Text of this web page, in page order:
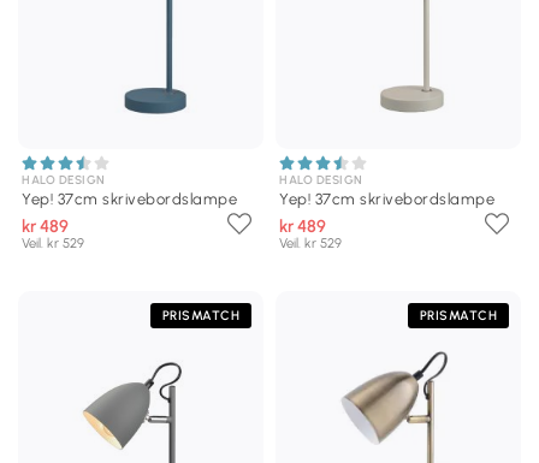
HALO DESIGN
Yep! 37cm skrivebordslampe
kr 489
Veil. kr 529
HALO DESIGN
Yep! 37cm skrivebordslampe
kr 489
Veil. kr 529
PRISMATCH PRISMATCH